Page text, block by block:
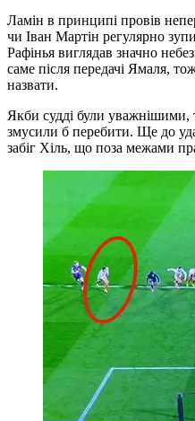
Ламін в принципі провів
чи Іван Мартін регулярно
Рафінья виглядав значно
саме після передачі Ямаля,
назвати.
Якби судді були уважнішими,
змусили б перебити. Ще до
забіг Хіль, що поза межами